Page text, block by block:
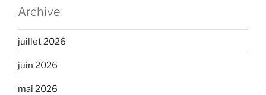
Archive
juillet 2026
juin 2026
mai 2026